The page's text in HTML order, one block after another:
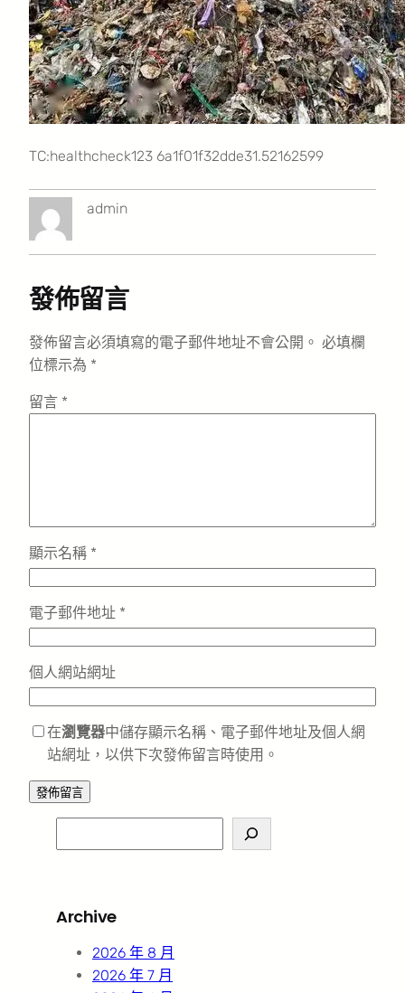
TC:healthcheck123 6a1f01f32dde31.52162599
admin
發佈留言
發佈留言必須填寫的電子郵件地址不會公開。 必填欄
位標示為 *
留言 *
顯示名稱 *
電子郵件地址 *
個人網站網址
在瀏覽器中儲存顯示名稱、電子郵件地址及個人網
站網址，以供下次發佈留言時使用。
e
c
Archive
2026 年 8 月
2026 年 7 月